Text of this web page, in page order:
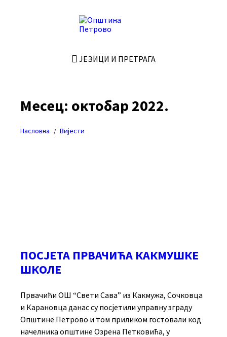
ЈЕЗИЦИ И ПРЕТРАГА
Месец: октобар 2022.
Насловна / Вијести
ПОСЈЕТА ПРВАЧИЋА КАКМУШКЕ
ШКОЛЕ
Првачићи ОШ “Свети Сава” из Какмужа, Сочковца
и Карановца данас су посјетили управну зграду
Општине Петрово и том приликом гостовали код
начелника општине Озрена Петковића, у